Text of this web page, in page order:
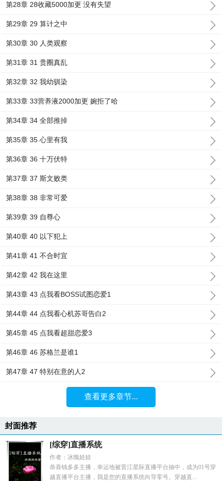
第28章 28收藏5000加更 没有失望
第29章 29 算计之中
第30章 30 人类观察
第31章 31 贵圈真乱
第32章 32 我幼驯染
第33章 33营养液2000加更 婉拒了哈
第34章 34 全部推掉
第35章 35 心里有我
第36章 36 十万伏特
第37章 37 斯文败类
第38章 38 非常可爱
第39章 39 自尊心
第40章 40 以下犯上
第41章 41 不合时宜
第42章 42 我在这里
第43章 43 点我看BOSS试图恋爱1
第44章 44 点我看心机苏哥告白2
第45章 45 点我看超甜恋爱3
第46章 46 苏格兰是谁1
第47章 47 特别在意的人2
查看更多章节...
封面推荐
[综穿]直播系统
作者：冰魄娃娃
恭喜钱多多主播，幸运地被晋江星际直播平台抽中，成为01号穿
越直播平台主播，我是您的直播系统向导零号。穿越直...